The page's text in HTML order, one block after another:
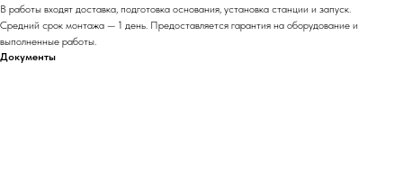
В работы входят доставка, подготовка основания, установка станции и запуск.
Средний срок монтажа — 1 день. Предоставляется гарантия на оборудование и
выполненные работы.
Документы